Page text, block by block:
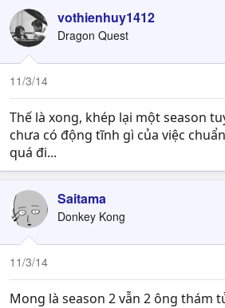
vothienhuy1412
Dragon Quest
11/3/14
Thế là xong, khép lại một season
chưa có động tĩnh gì của việc
quá đi...
Saitama
Donkey Kong
11/3/14
Mong là season 2 vẫn 2 ông thám